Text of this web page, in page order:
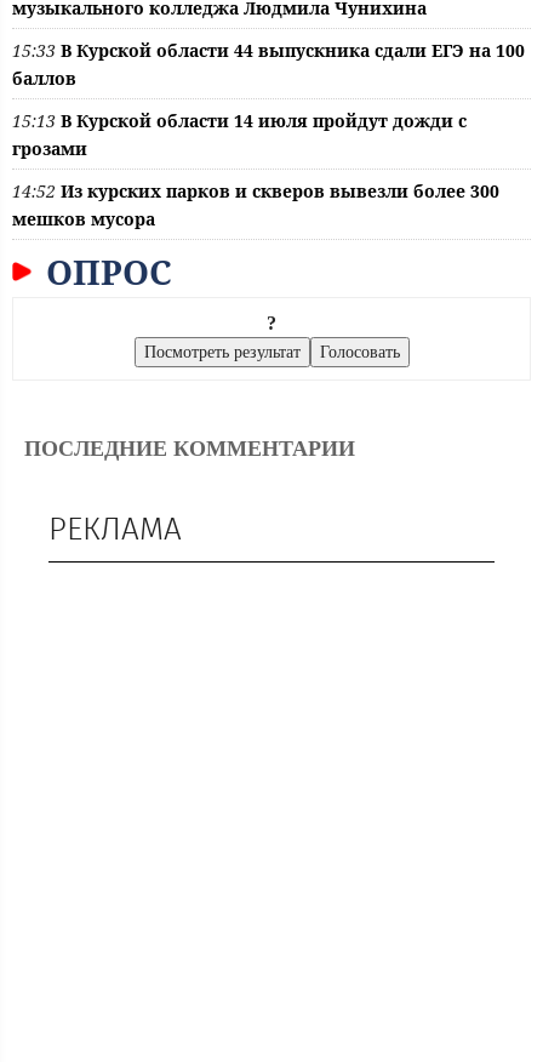
музыкального колледжа Людмила Чунихина
15:33 В Курской области 44 выпускника сдали ЕГЭ на 100
баллов
15:13 В Курской области 14 июля пройдут дожди с
грозами
14:52 Из курских парков и скверов вывезли более 300
мешков мусора
ОПРОС
?
ПОСЛЕДНИЕ КОММЕНТАРИИ
РЕКЛАМА